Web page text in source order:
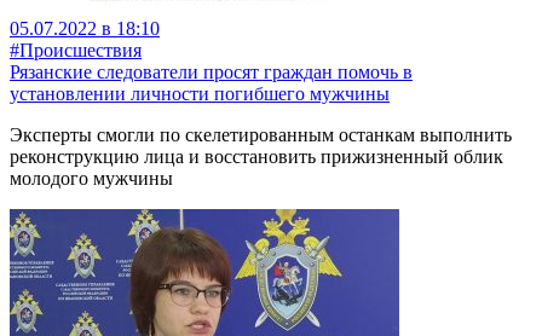
05.07.2022 в 18:10
#Происшествия
Рязанские следователи просят граждан помочь в
установлении личности погибшего мужчины
Эксперты смогли по скелетированным останкам выполнить
реконструкцию лица и восстановить прижизненный облик
молодого мужчины